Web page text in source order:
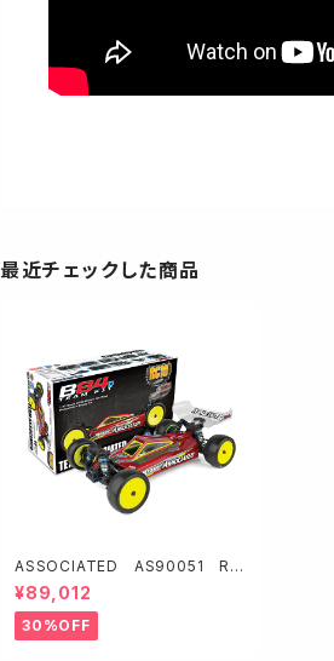
最近チェックした商品
ASSOCIATED AS90051 RC
10B84D Team Kit（ダート路面
向）
¥89,012
30%OFF